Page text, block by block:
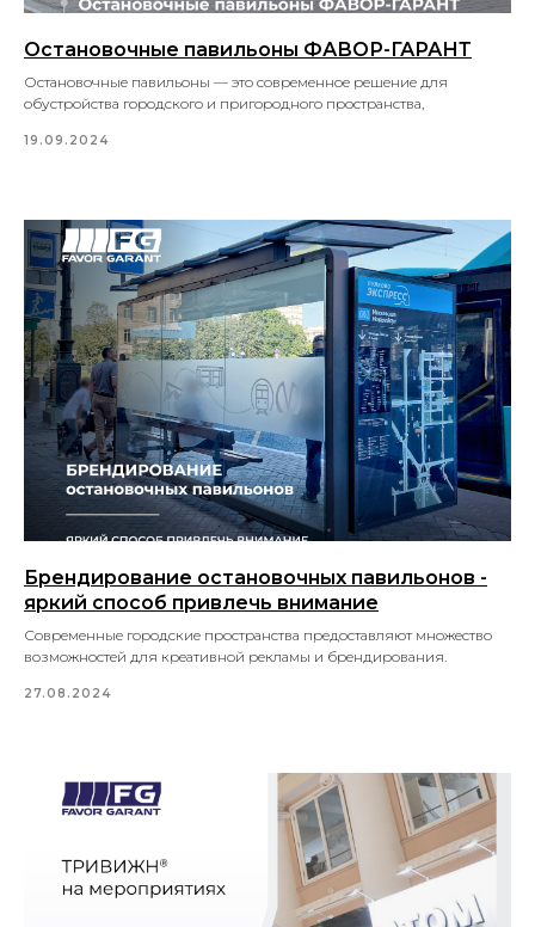
Остановочные павильоны ФАВОР-ГАРАНТ
Остановочные павильоны — это современное решение для
обустройства городского и пригородного пространства,
19.09.2024
Брендирование остановочных павильонов -
яркий способ привлечь внимание
Современные городские пространства предоставляют множество
возможностей для креативной рекламы и брендирования.
27.08.2024